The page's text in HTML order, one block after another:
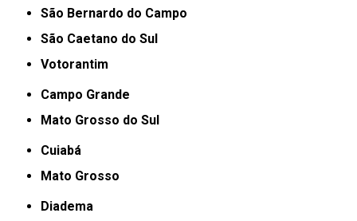
São Bernardo do Campo
São Caetano do Sul
Votorantim
Campo Grande
Mato Grosso do Sul
Cuiabá
Mato Grosso
Diadema